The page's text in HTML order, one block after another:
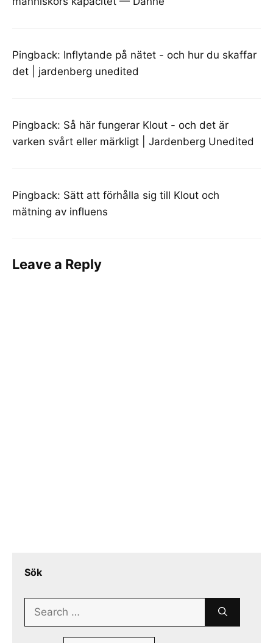
Pingback: Inflytande på nätet - och hur du skaffar
det | jardenberg unedited
Pingback: Så här fungerar Klout - och det är
varken svårt eller märkligt | Jardenberg Unedited
Pingback: Sätt att förhålla sig till Klout och
mätning av influens
Leave a Reply
Sök
Search